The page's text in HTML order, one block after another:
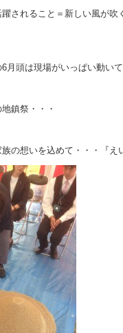
されること＝新しい風が吹
月頭は現場がいっぱい動い
鎮祭・・・
の想いを込めて・・・『え